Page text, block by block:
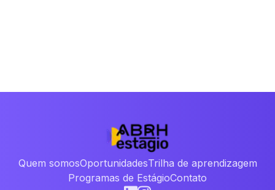
Quem somosOportunidadesTrilha de aprendizagem
Programas de EstágioContato